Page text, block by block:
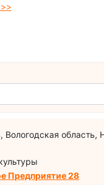
Вологодская область,
Предприятие 28